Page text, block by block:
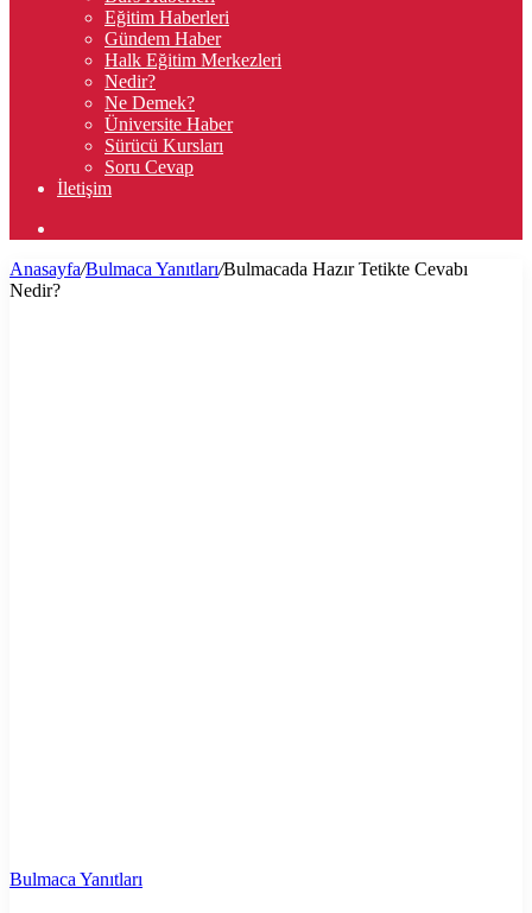
Eğitim Haberleri
Gündem Haber
Halk Eğitim Merkezleri
Nedir?
Ne Demek?
Üniversite Haber
Sürücü Kursları
Soru Cevap
İletişim
...
Anasayfa/Bulmaca Yanıtları/Bulmacada Hazır Tetikte Cevabı
Nedir?
Bulmaca Yanıtları